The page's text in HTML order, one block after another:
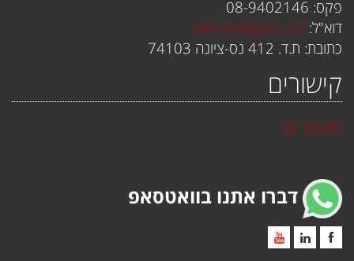
פקס: 08-9402146
דוא"ל: admin@gadi.co.il
כתובת: ת.ד. 412 נס-ציונה 74103
קישורים
מאמרים
דברו אתנו בוואטסאפ